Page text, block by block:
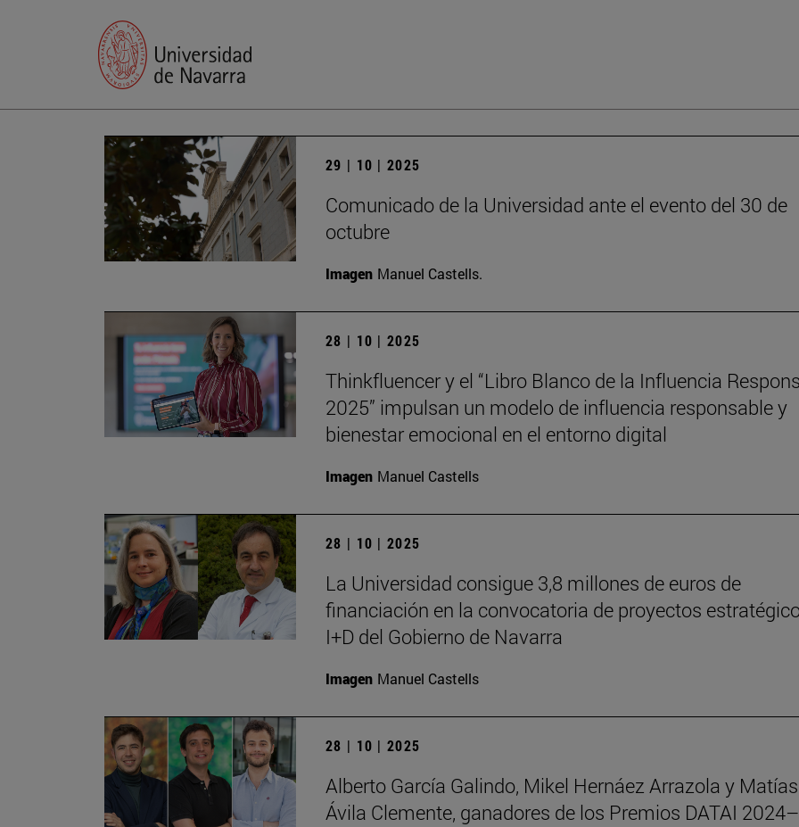
29 | 10 | 2025
Comunicado de la Universidad ante el evento del 30 de
octubre
Imagen Manuel Castells.
28 | 10 | 2025
Thinkfluencer y el “Libro Blanco de la Influencia
2025” impulsan un modelo de influencia responsable y
bienestar emocional en el entorno digital
Imagen Manuel Castells
28 | 10 | 2025
La Universidad consigue 3,8 millones de euros de
financiación en la convocatoria de proyectos
I+D del Gobierno de Navarra
Imagen Manuel Castells
28 | 10 | 2025
Alberto García Galindo, Mikel Hernáez Arrazola y Matías
Ávila Clemente, ganadores de los Premios DATAI